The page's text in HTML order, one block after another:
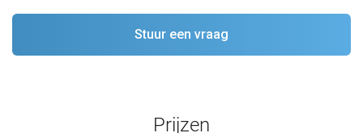
Prijzen